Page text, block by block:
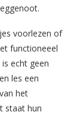
voorlezen of
functioneeel
echt geen
les een
het
staat hun